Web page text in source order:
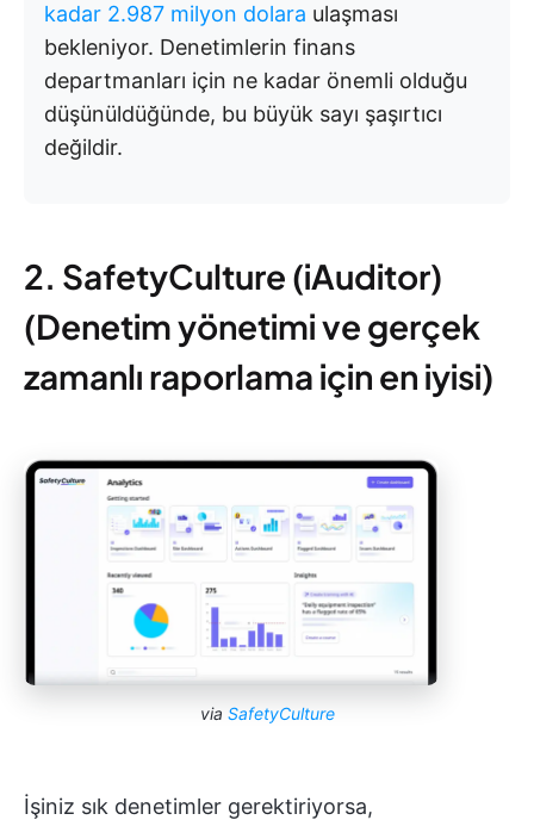
kadar 2.987 milyon dolara ulaşması
bekleniyor. Denetimlerin finans
departmanları için ne kadar önemli olduğu
düşünüldüğünde, bu büyük sayı şaşırtıcı
değildir.
2. SafetyCulture (iAuditor)
(Denetim yönetimi ve gerçek
zamanlı raporlama için en iyisi)
via SafetyCulture
İşiniz sık denetimler gerektiriyorsa,